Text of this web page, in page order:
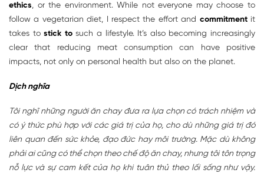
ethics, or the environment. While not everyone may choose to
follow a vegetarian diet, I respect the effort and commitmentit
takes tostick tosuch a lifestyle. It’s also becoming increasingly
clear that reducing meat consumption can have positive
impacts, not only on personal health but also on the planet.
Dịch nghĩa
Tôi nghĩ những người ăn chay đưa ra lựa chọn có trách nhiệm và
có ý thức phù hợp với các giá trị của họ, cho dù những giá trị đó
liên quan đến sức khỏe, đạo đức hay môi trường. Mặc dù không
phải ai cũng có thể chọn theo chế độ ăn chay, nhưng tôi tôn trọng
nỗ lực và sự cam kết của họ khi tuân thủ theo lối sống như vậy.